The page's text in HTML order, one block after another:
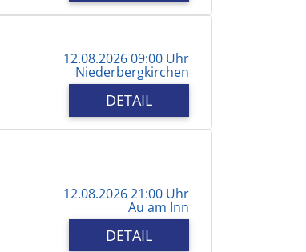
12.08.2026 09:00 Uhr
Niederbergkirchen
DETAIL
12.08.2026 21:00 Uhr
Au am Inn
DETAIL